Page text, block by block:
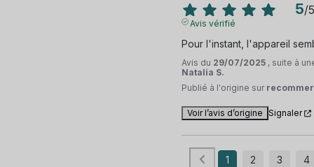
5/5
Avis vérifié
Pour l'instant, l'appareil
Avis du 29/07/2025 , suite à
Natalia S.
Publié à l'origine sur
Voir l’avis d’origine Signaler
1 2 3 4